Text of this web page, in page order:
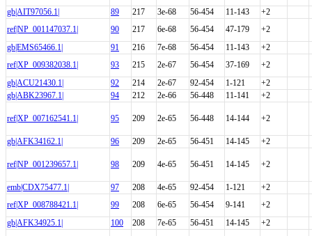
gb|AIT97056.1|
89 217 3e-68 56-454 11-143
+2
ref|NP_001147037.1|
90 217 6e-68 56-454 47-179
+2
gb|EMS65466.1|
91 216 7e-68 56-454 11-143
+2
ref|XP_009382038.1|
93 215 2e-67 56-454 37-169
+2
gb|ACU21430.1|
92 214 2e-67 92-454 1-121
+2
gb|ABK23967.1|
94 212 2e-66 56-448 11-141 +2
ref|XP_007162541.1| 95 209 2e-65 56-448 14-144 +2
gb|AFK34162.1| 96 209 2e-65 56-451 14-145 +2
ref|NP_001239657.1| 98 209 4e-65 56-451 14-145 +2
emb|CDX75477.1| 97 208 4e-65 92-454 1-121
+2
ref|XP_008788421.1|
99 208 6e-65 56-454 9-141
+2
gb|AFK34925.1|
100 208 7e-65 56-451 14-145 +2